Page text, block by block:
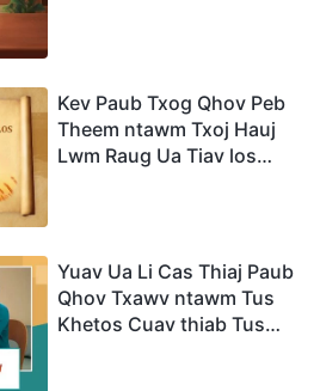
Kev Paub Txog Qhov Peb
Theem ntawm Txoj Hauj
Lwm Raug Ua Tiav los
Yuav Ua Li Cas Thiaj Paub
Qhov Txawv ntawm Tus
Khetos Cuav thiab Tus